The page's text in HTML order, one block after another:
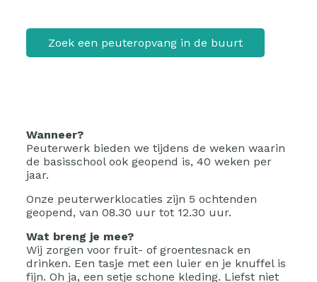
Zoek een peuteropvang in de buurt
Wanneer?
Peuterwerk bieden we tijdens de weken waarin
de basisschool ook geopend is, 40 weken per
jaar.
Onze peuterwerklocaties zijn 5 ochtenden
geopend, van 08.30 uur tot 12.30 uur.
Wat breng je mee?
Wij zorgen voor fruit- of groentesnack en
drinken. Een tasje met een luier en je knuffel is
fijn. Oh ja, een setje schone kleding. Liefst niet